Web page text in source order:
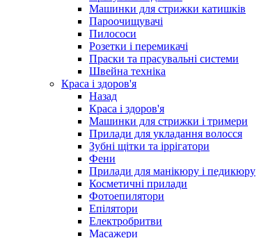
Машинки для стрижки катишків
Пароочищувачі
Пилососи
Розетки і перемикачі
Праски та прасувальні системи
Швейна техніка
Краса і здоров'я
Назад
Краса і здоров'я
Машинки для стрижки і тримери
Прилади для укладання волосся
Зубні щітки та іррігатори
Фени
Прилади для манікюру і педикюру
Косметичні прилади
Фотоепилятори
Епілятори
Електробритви
Масажери